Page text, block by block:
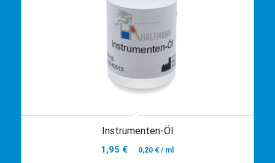
Instrumenten-Öl
1,95 € 0,20 € / ml